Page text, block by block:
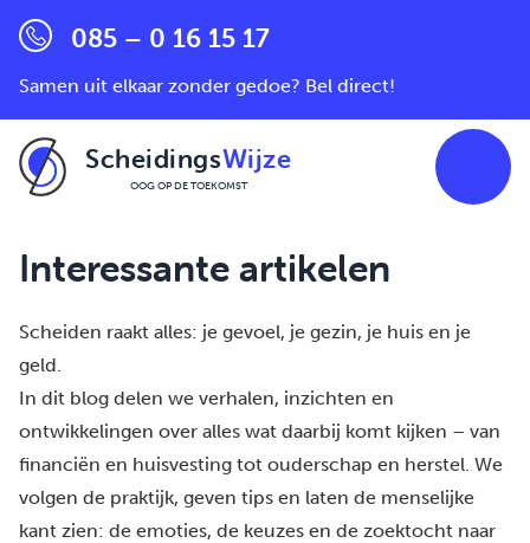
085 – 0 16 15 17
Samen uit elkaar zonder gedoe? Bel direct!
ScheidingsWijze
OOG OP DE TOEKOMST
Interessante artikelen
Scheiden raakt alles: je gevoel, je gezin, je huis en je
geld.
In dit blog delen we verhalen, inzichten en
ontwikkelingen over alles wat daarbij komt kijken – van
financiën en huisvesting tot ouderschap en herstel. We
volgen de praktijk, geven tips en laten de menselijke
kant zien: de emoties, de keuzes en de zoektocht naar